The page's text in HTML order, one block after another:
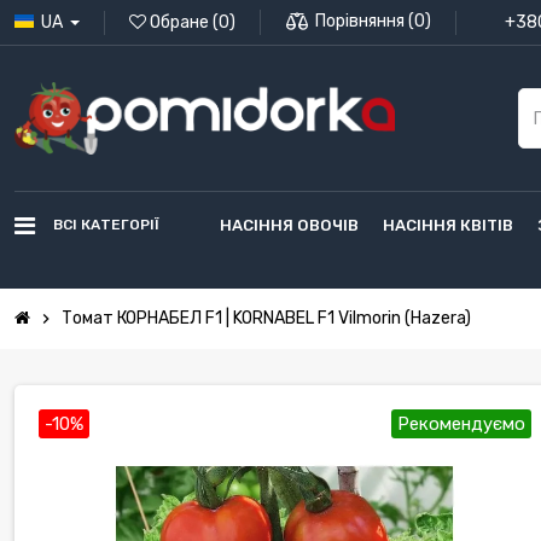
UA Обране (0) Порівняння (0)
ВСІ КАТЕГОРІЇ НАСІННЯ ОВОЧІВ НАСІННЯ КВІТІВ
chevron_right Томат КОРНАБЕЛ F1 | KORNABEL F1 Vilmorin (Hazera)
-10% Рекомендуємо